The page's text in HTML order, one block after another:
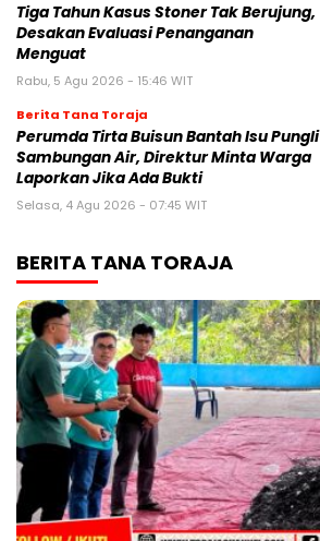
Tiga Tahun Kasus Stoner Tak Berujung,
Desakan Evaluasi Penanganan
Menguat
Rabu, 5 Agu 2026 - 15:46 WIT
Berita Tana Toraja
Perumda Tirta Buisun Bantah Isu Pungli
Sambungan Air, Direktur Minta Warga
Laporkan Jika Ada Bukti
Selasa, 4 Agu 2026 - 07:45 WIT
BERITA TANA TORAJA